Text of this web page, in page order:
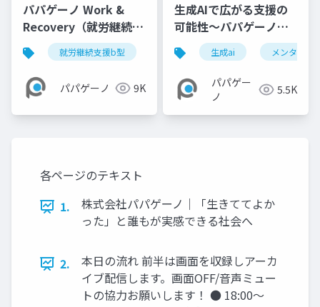
パパゲーノ Work &
Recovery（就労継続支
援B型）【事業所紹介資
料】
就労継続支援b型 障害福祉 就労支援
パパゲーノ 9K
生成AIで広がる支援の
可能性〜パパゲーノの
実践事例〜【株式会社
パパゲーノ】 20250224
生成ai メンタルヘ
パパゲー
ノ
5.5K
各ページのテキスト
1.
株式会社パパゲーノ｜「生きててよか
った」と誰もが実感できる社会へ
2.
本日の流れ 前半は画面を収録しアーカ
イブ配信します。画面OFF/音声ミュー
トの協力お願いします！ ● 18:00〜